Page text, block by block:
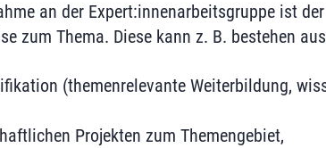
an der Expert:innenarbeitsgruppe ist
zum Thema. Diese kann z. B. bestehen
(themenrelevante Weiterbildung,
Projekten zum Themengebiet,